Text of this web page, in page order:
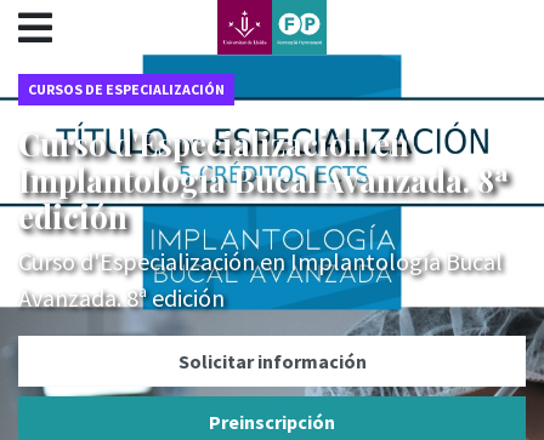
???label.access.jump.content???
???label.access.jump.header???
???label.access.jump.footer???
???label.access.jump.menu???
CURSOS DE ESPECIALIZACIÓN
Curso d'Especialización en
Implantología Bucal Avanzada. 8ª
edición
Curso d'Especialización en Implantología Bucal
Avanzada. 8ª edición
Solicitar información
Preinscripción